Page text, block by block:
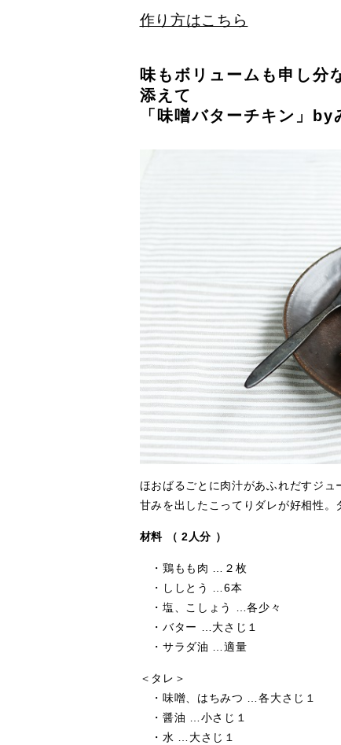
作り方はこちら
味もボリュームも申し分
添えて
「味噌バターチキン」
ほおばるごとに肉汁があふれだすジ
甘みを出したこってりダレが好相性
材料 （ 2人分 ）
・鶏もも肉 …２枚
・ししとう …6本
・塩、こしょう …各少々
・バター …大さじ１
・サラダ油 …適量
＜タレ＞
・味噌、はちみつ …各大さじ１
・醤油 …小さじ１
・水 …大さじ１